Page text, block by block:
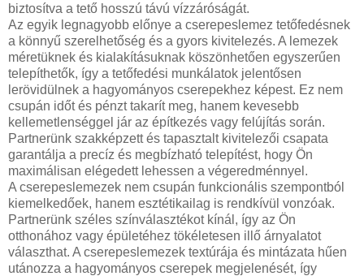
biztosítva a tető hosszú távú vízzáróságát.
Az egyik legnagyobb előnye a cserepeslemez tetőfedésnek
a könnyű szerelhetőség és a gyors kivitelezés. A lemezek
méretüknek és kialakításuknak köszönhetően egyszerűen
telepíthetők, így a tetőfedési munkálatok jelentősen
lerövidülnek a hagyományos cserepekhez képest. Ez nem
csupán időt és pénzt takarít meg, hanem kevesebb
kellemetlenséggel jár az építkezés vagy felújítás során.
Partnerünk szakképzett és tapasztalt kivitelezői csapata
garantálja a precíz és megbízható telepítést, hogy Ön
maximálisan elégedett lehessen a végeredménnyel.
A cserepeslemezek nem csupán funkcionális szempontból
kiemelkedőek, hanem esztétikailag is rendkívül vonzóak.
Partnerünk széles színválasztékot kínál, így az Ön
otthonához vagy épületéhez tökéletesen illő árnyalatot
választhat. A cserepeslemezek textúrája és mintázata hűen
utánozza a hagyományos cserepek megjelenését, így